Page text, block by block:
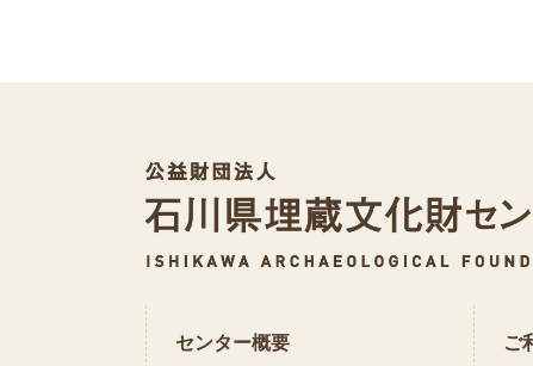
センター概要 ご